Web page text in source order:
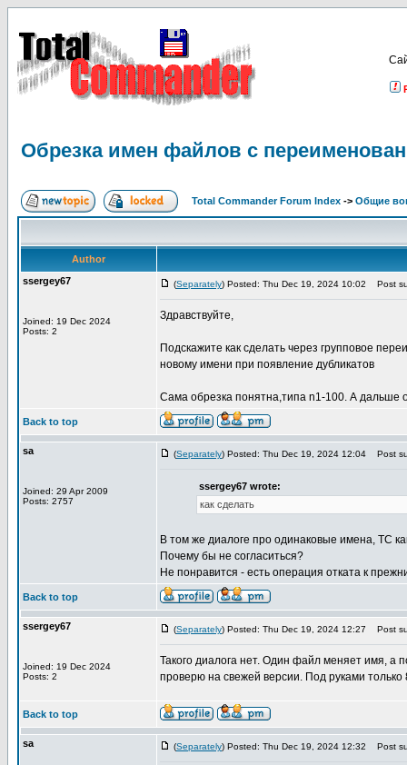
Обрезка имен файлов с
Total Commander Forum Index -> Общие
Author
ssergey67
Joined: 19 Dec 2024
Posts: 2
(Separately) Posted: Thu Dec 19, 2024 10:02 Post
Здравствуйте,
Подскажите как сделать через групповое
новому имени при появление дубликатов
Сама обрезка понятна,типа n1-100. А дальше
Back to top
sa
Joined: 29 Apr 2009
Posts: 2757
(Separately) Posted: Thu Dec 19, 2024 12:04 Post
ssergey67 wrote:
как сделать
В том же диалоге про одинаковые имена, TC
Почему бы не согласиться?
Не понравится - есть операция отката к
Back to top
ssergey67
Joined: 19 Dec 2024
Posts: 2
(Separately) Posted: Thu Dec 19, 2024 12:27 Post
Такого диалога нет. Один файл меняет имя,
проверю на свежей версии. Под руками только
Back to top
sa (Separately) Posted: Thu Dec 19, 2024 12:32 Post